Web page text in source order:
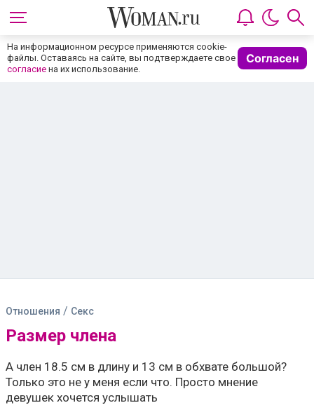
На информационном ресурсе применяются cookie-
файлы. Оставаясь на сайте, вы подтверждаете свое
согласие на их использование.
Согласен
Отношения / Секс
Размер члена
А член 18.5 см в длину и 13 см в обхвате большой?
Только это не у меня если что. Просто мнение
девушек хочется услышать